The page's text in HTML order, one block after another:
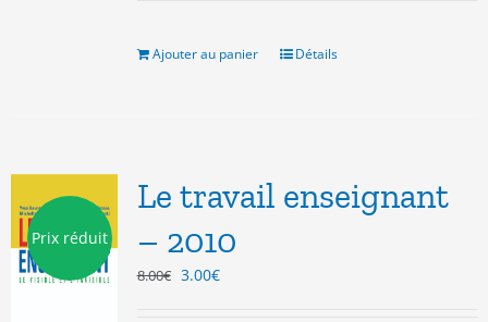
Ajouter au panier Détails
Prix réduit
Le travail enseignant
– 2010
8.00€ Le
3.00€Le